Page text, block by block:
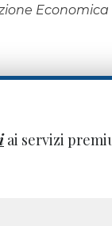
Economica
ai servizi